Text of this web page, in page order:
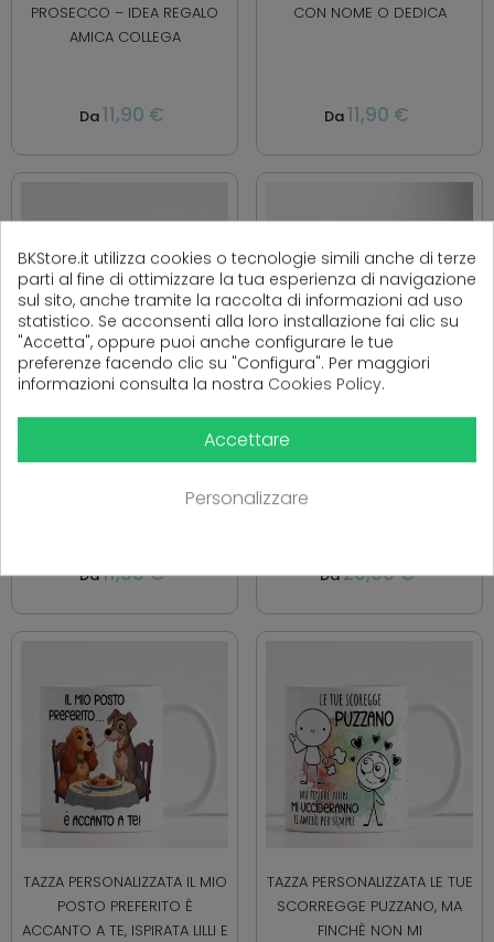
PROSECCO – IDEA REGALO
AMICA COLLEGA
Da11,90 €
CON NOME O DEDICA
Da11,90 €
TAZZA DIVERTENTE
PERSONALIZZATA IRONIA
REGALO AMICO AMICA
Da11,90 €
SET 2 TAZZE PERSONALIZZATE
COPPIA SAN VALENTINO –
MELADAI ASPETTA E SPERA
Da20,90 €
TAZZA PERSONALIZZATA IL MIO
POSTO PREFERITO È
ACCANTO A TE, ISPIRATA LILLI E
TAZZA PERSONALIZZATA LE TUE
SCORREGGE PUZZANO, MA
FINCHÈ NON MI
BKStore.it utilizza cookies o tecnologie simili anche di terze
parti al fine di ottimizzare la tua esperienza di navigazione
sul sito, anche tramite la raccolta di informazioni ad uso
statistico. Se acconsenti alla loro installazione fai clic su
"Accetta", oppure puoi anche configurare le tue
preferenze facendo clic su "Configura". Per maggiori
informazioni consulta la nostra Cookies Policy.
Accettare
Personalizzare